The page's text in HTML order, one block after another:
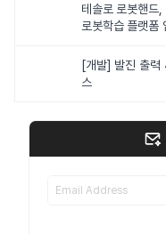
테솔로 로봇핸드
로봇학습 플랫폼
[개발] 발진 출력
스